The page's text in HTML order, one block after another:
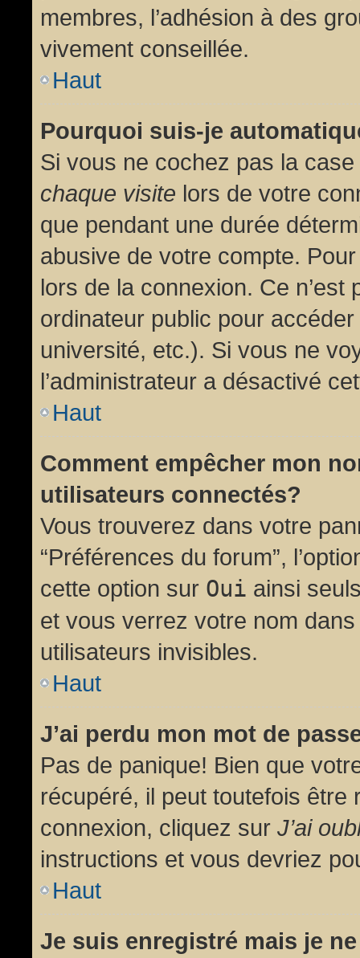
membres, l’adhésion à des
vivement conseillée.
Haut
Pourquoi suis-je
Si vous ne cochez pas la case
chaque visite lors de votre
que pendant une durée
abusive de votre compte.
lors de la connexion. Ce
ordinateur public pour
université, etc.). Si vous ne
l’administrateur a désactivé
Haut
Comment empêcher mon
utilisateurs connectés?
Vous trouverez dans votre
“Préférences du forum”,
cette option sur Oui ainsi
et vous verrez votre nom
utilisateurs invisibles.
Haut
J’ai perdu mon mot de
Pas de panique! Bien que
récupéré, il peut toutefois être
connexion, cliquez sur J’ai
instructions et vous devriez
Haut
Je suis enregistré mais je